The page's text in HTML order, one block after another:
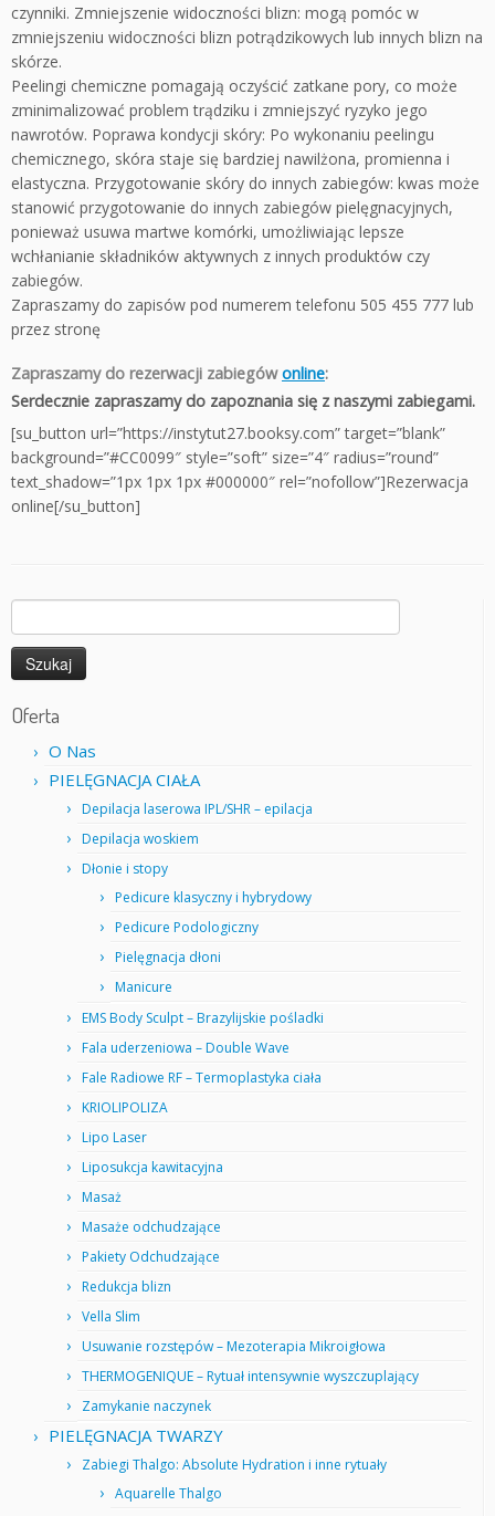
czynniki. Zmniejszenie widoczności blizn: mogą pomóc w
zmniejszeniu widoczności blizn potrądzikowych lub innych blizn na
skórze.
Peelingi chemiczne pomagają oczyścić zatkane pory, co może
zminimalizować problem trądziku i zmniejszyć ryzyko jego
nawrotów. Poprawa kondycji skóry: Po wykonaniu peelingu
chemicznego, skóra staje się bardziej nawilżona, promienna i
elastyczna. Przygotowanie skóry do innych zabiegów: kwas może
stanowić przygotowanie do innych zabiegów pielęgnacyjnych,
ponieważ usuwa martwe komórki, umożliwiając lepsze
wchłanianie składników aktywnych z innych produktów czy
zabiegów.
Zapraszamy do zapisów pod numerem telefonu 505 455 777 lub
przez stronę
Zapraszamy do rezerwacji zabiegówonline:
Serdecznie zapraszamy do zapoznania się z naszymi zabiegami.
[su_button url=”https://instytut27.booksy.com” target=”blank”
background=”#CC0099″ style=”soft” size=”4″ radius=”round”
text_shadow=”1px 1px 1px #000000″ rel=”nofollow”]Rezerwacja
online[/su_button]
Oferta
O Nas
PIELĘGNACJA CIAŁA
Depilacja laserowa IPL/SHR – epilacja
Depilacja woskiem
Dłonie i stopy
Pedicure klasyczny i hybrydowy
Pedicure Podologiczny
Pielęgnacja dłoni
Manicure
EMS Body Sculpt – Brazylijskie pośladki
Fala uderzeniowa – Double Wave
Fale Radiowe RF – Termoplastyka ciała
KRIOLIPOLIZA
Lipo Laser
Liposukcja kawitacyjna
Masaż
Masaże odchudzające
Pakiety Odchudzające
Redukcja blizn
Vella Slim
Usuwanie rozstępów – Mezoterapia Mikroigłowa
THERMOGENIQUE – Rytuał intensywnie wyszczuplający
Zamykanie naczynek
PIELĘGNACJA TWARZY
Zabiegi Thalgo: Absolute Hydration i inne rytuały
Aquarelle Thalgo